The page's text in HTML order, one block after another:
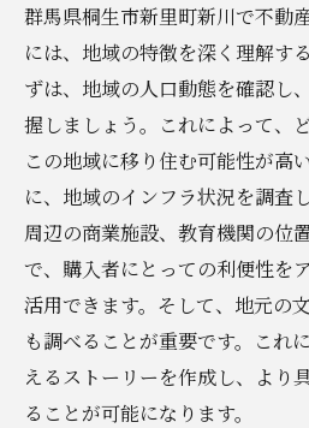
査定のポイントとその
不動産売却における法
売却プロセスでのトラ
購入者のニーズに合わ
地元市場を活かした不動
市新里町新川編
市場調査の重要性とそ
競争相手の分析と対策
地域特性を考慮した価
効果的な広告手法の選
群馬県桐生市新里町新川で不動
には、地域の特徴を深く理解す
ずは、地域の人口動態を確認し
握しましょう。これによって、
この地域に移り住む可能性が高
に、地域のインフラ状況を調査
周辺の商業施設、教育機関の位
で、購入者にとっての利便性を
活用できます。そして、地元の
も調べることが重要です。これ
えるストーリーを作成し、より
ることが可能になります。